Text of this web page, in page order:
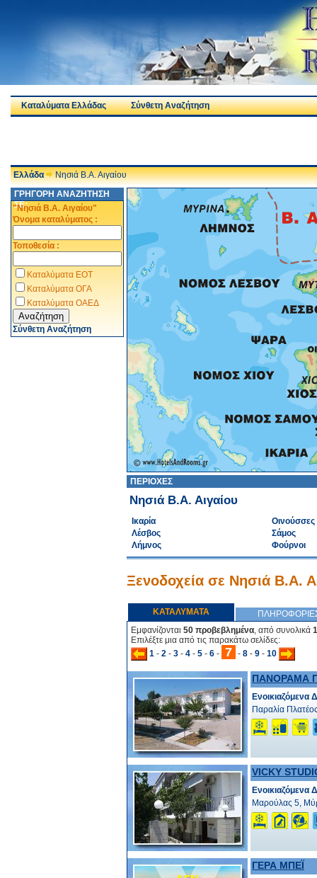
Καταλύματα Ελλάδας Σύνθετη Αναζήτηση
Ελλάδα
Νησιά Β.Α. Αιγαίου
ΓΡΗΓΟΡΗ ΑΝΑΖΗΤΗΣΗ
ΣΕ:
"Νησιά Β.Α. Αιγαίου"
Όνομα καταλύματος :
Τοποθεσία :
Καταλύματα ΕΟΤ
Καταλύματα ΟΓΑ
Καταλύματα ΟΑΕΔ
Σύνθετη Αναζήτηση
ΠΕΡΙΟΧΕΣ
Νησιά Β.Α. Αιγαίου
Ικαρία
Λέσβος
Λήμνος
Οινούσσες
Σάμος
Φούρνοι
Ξενοδοχεία σε Νησιά Β.Α.
ΚΑΤΑΛΥΜΑΤΑ
Εμφανίζονται 50 προβεβλημένα, από συνολικά
Επιλέξτε μια από τις παρακάτω σελίδες:
1 - 2 - 3 - 4 - 5 - 6 - 7 - 8 - 9 - 10
ΠΑΝΟΡΑΜΑ
Ενοικιαζόμενα
Παραλία
VICKY
Ενοικιαζόμενα
Μαρούλας 5,
ΓΕΡΑ ΜΠΕΪ